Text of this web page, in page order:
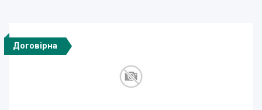
Договірна